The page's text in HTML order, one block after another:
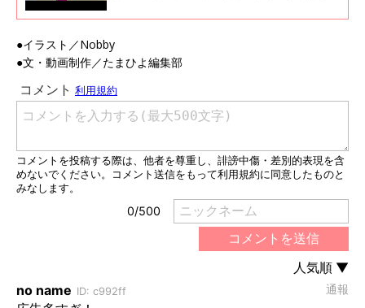
と、管理栄養士の星麻衣子さんに教えていただ
●イラスト／Nobby
●文・動画制作／たまひよ編集部